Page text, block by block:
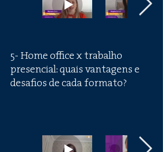
5- Home office x trabalho
presencial: quais vantagens e
desafios de cada formato?